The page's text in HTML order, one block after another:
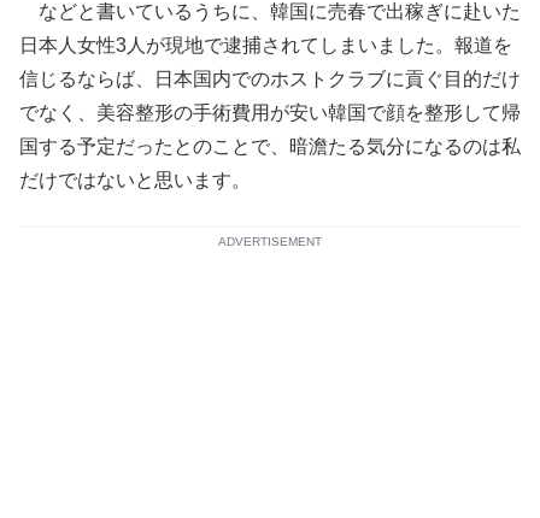
などと書いているうちに、韓国に売春で出稼ぎに赴いた
日本人女性3人が現地で逮捕されてしまいました。報道を
信じるならば、日本国内でのホストクラブに貢ぐ目的だけ
でなく、美容整形の手術費用が安い韓国で顔を整形して帰
国する予定だったとのことで、暗澹たる気分になるのは私
だけではないと思います。
ADVERTISEMENT